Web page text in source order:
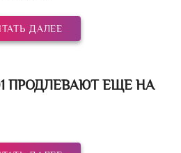
ДАЛЕЕ
ПРОДЛЕВАЮТ ЕЩЕ НА